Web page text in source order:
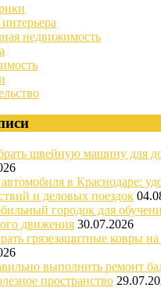
недвижимость
швейную машину для
в Краснодаре:
и деловых поездок
городок для
движения 30.07.2026
грязезащитные ковры
выполнить ремонт
пространство